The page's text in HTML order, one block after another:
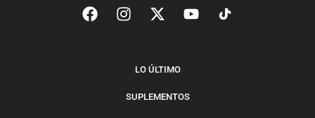
LO ÚLTIMO
SUPLEMENTOS